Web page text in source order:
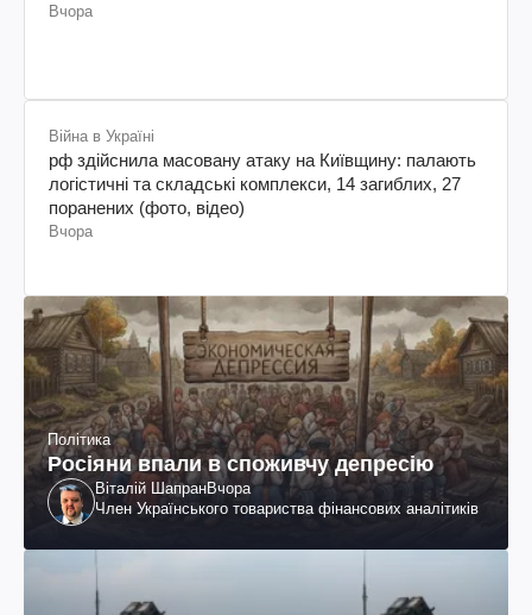
Вчора
Війна в Україні
рф здійснила масовану атаку на Київщину: палають
логістичні та складські комплекси, 14 загиблих, 27
поранених (фото, відео)
Вчора
Політика
Росіяни впали в споживчу депресію
Віталій ШапранВчора
Член Українського товариства фінансових аналітиків